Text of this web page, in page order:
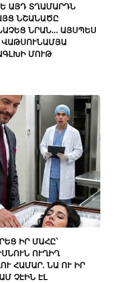
ԱՅԴ ՏՂԱՄԱՐԴՆ
ՆՇԱՆԱԾԸ
ՆՐԱՆ… ԱՅՍՊԵՍ
ՄՈՒԹ
ԻՐ ՄԱՀԸ՝
ՈՒՂԻՂ
ՀԱՄԱՐ. ՆԱ ՈՒ ԻՐ
ՉԷԻՆ ԷԼ